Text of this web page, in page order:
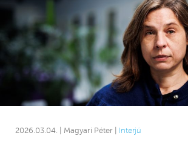
2026.03.04. | Magyari Péter | Interjú